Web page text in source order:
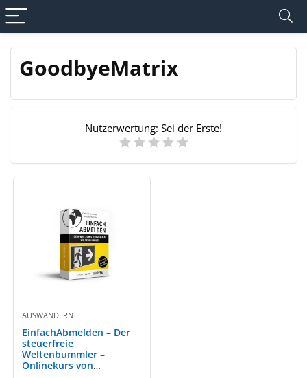
GoodbyeMatrix
Nutzerwertung: Sei der Erste!
AUSWANDERN
EinfachAbmelden – Der
steuerfreie
Weltenbummler –
Onlinekurs von